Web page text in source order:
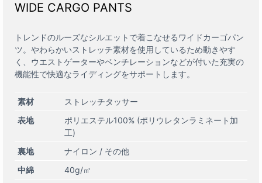
WIDE CARGO PANTS
トレンドのルーズなシルエットで着こなせるワイドカーゴパン
ツ。やわらかいストレッチ素材を使用しているため動きやす
く、ウエストゲーターやベンチレーションなどが付いた充実の
機能性で快適なライディングをサポートします。
素材
ストレッチタッサー
表地
ポリエステル100% (ポリウレタンラミネート加
工)
裏地
ナイロン / その他
中綿
40g/㎡